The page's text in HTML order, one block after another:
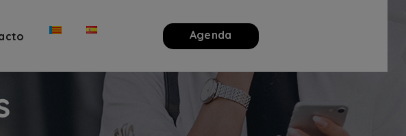
Agenda